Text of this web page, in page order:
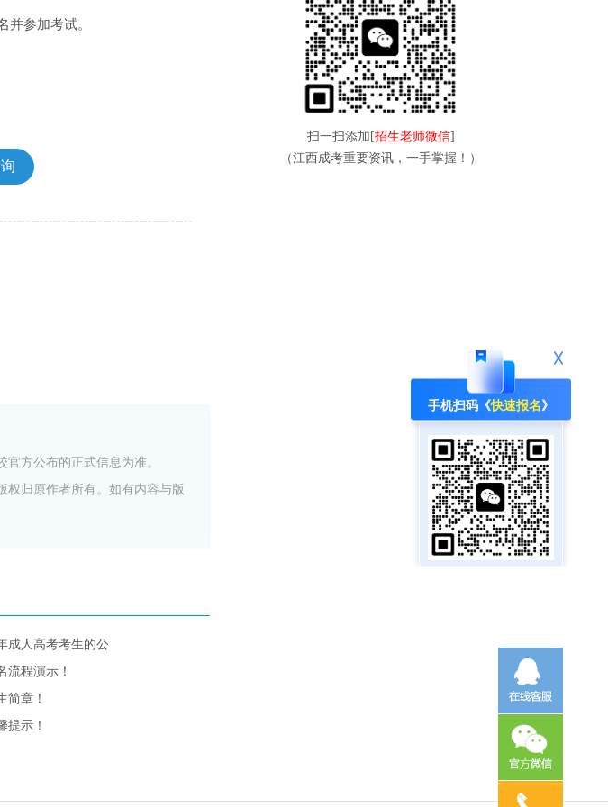
参加考试。
方公布的正式信息为准。
权归原作者所有。如有内容与版
成人高考考生的公
流程演示！
简章！
提示！
扫一扫添加[招生老师微信]
（江西成考重要资讯，一手掌握！）
手机扫码《快速报名》